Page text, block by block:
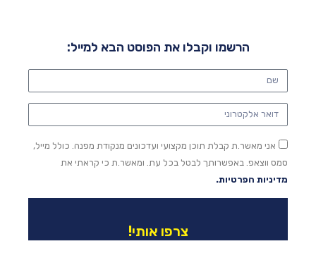
הרשמו וקבלו את הפוסט הבא למייל:
אני מאשר.ת קבלת תוכן מקצועי ועדכונים מנקודת מפנה. כולל מייל,
סמס ווצאפ. באפשרותך לבטל בכל עת. ומאשר.ת כי קראתי את
מדיניות הפרטיות.
צרפו אותי!